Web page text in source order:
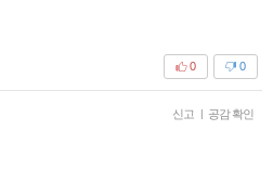
0
0
신고 | 공감 확인